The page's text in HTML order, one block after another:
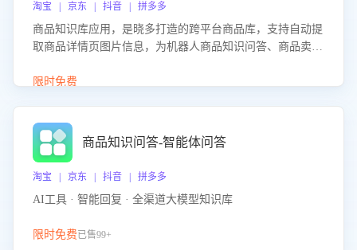
淘宝 | 京东 | 抖音 | 拼多多
商品知识库应用，是晓多打造的跨平台商品库，支持自动提
取商品详情页图片信息，为机器人商品知识问答、商品卖点
限时免费
商品知识问答-智能体问答
淘宝 | 京东 | 抖音 | 拼多多
AI工具 · 智能回复 · 全渠道大模型知识库
限时免费已售99+